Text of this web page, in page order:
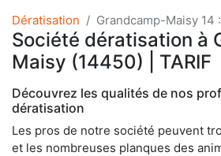
Dératisation Grandcamp-Maisy 14
Société dératisation à
Maisy (14450) | TARIF
Découvrez les qualités de nos
dératisation
Les pros de notre société peuvent
et les nombreuses planques des